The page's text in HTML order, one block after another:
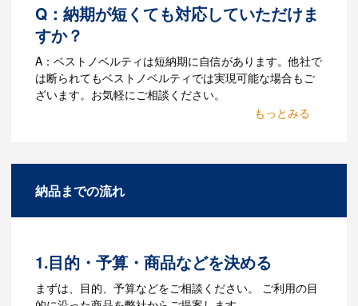
Q：納期が短くても対応していただけま
すか？
A：ベストノベルティは短納期に自信があります。他社で
は断られてもベストノベルティでは実現可能な場合もご
ざいます。お気軽にご相談ください。
があります。Adobe illustratorのaiファイ
Q：ウェブサイトに掲載され
ていないオリジナルのノベル
納品までの流れ
1.目的・予算・商品などを決める
まずは、目的、予算などをご相談ください。 ご利用の目